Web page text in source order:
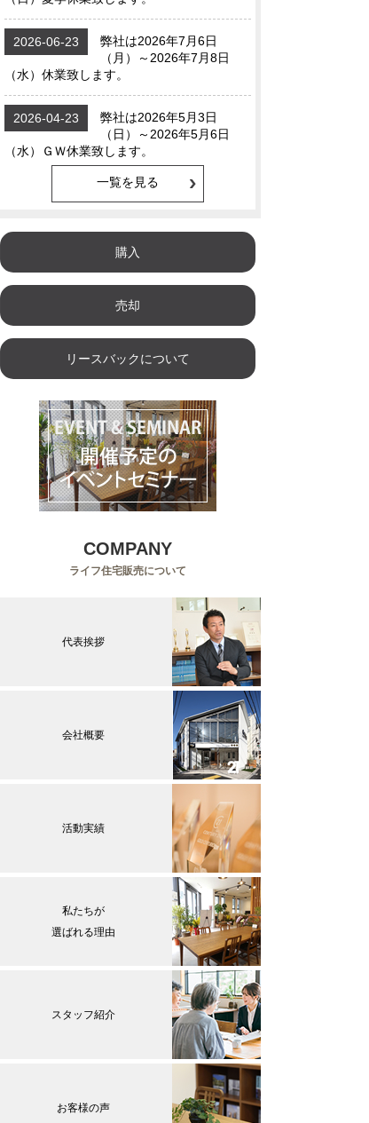
一覧を見る
購入
売却
リースバックについて
COMPANY
ライフ住宅販売について
代表挨拶
会社概要
活動実績
私たちが
選ばれる理由
スタッフ紹介
お客様の声